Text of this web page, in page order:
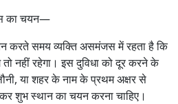
का चयन—
करते समय व्यक्ति असमंजस में रहता है कि
नहीं रहेगा। इस दुविधा को दूर करने के
या शहर के नाम के प्रथम अक्षर से
कर शुभ स्थान का चयन करना चाहिए।